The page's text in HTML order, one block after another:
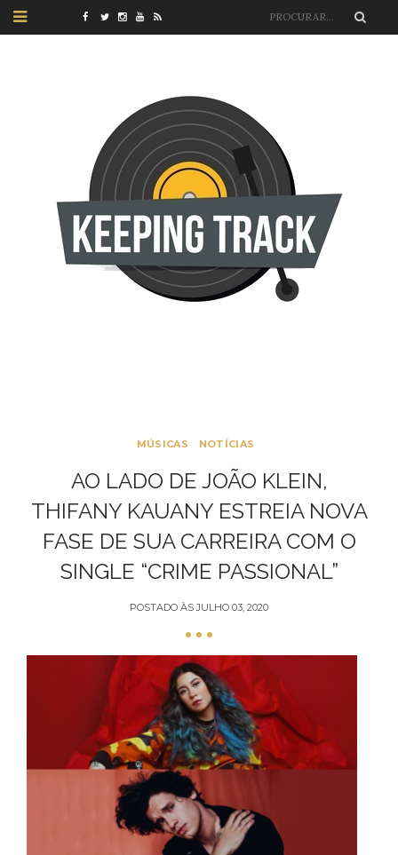
MÚSICAS NOTÍCIAS
AO LADO DE JOÃO KLEIN,
THIFANY KAUANY ESTREIA NOVA
FASE DE SUA CARREIRA COM O
SINGLE “CRIME PASSIONAL”
POSTADO ÀSJULHO 03, 2020